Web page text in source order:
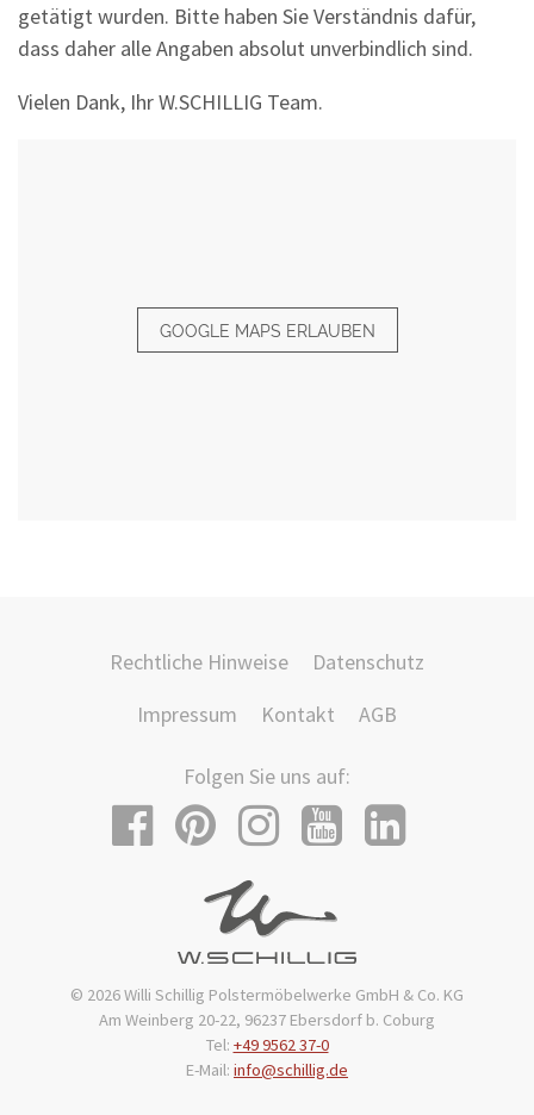
getätigt wurden. Bitte haben Sie Verständnis dafür,
dass daher alle Angaben absolut unverbindlich sind.
Vielen Dank, Ihr W.SCHILLIG Team.
GOOGLE MAPS ERLAUBEN
Rechtliche Hinweise
Datenschutz
Impressum
Kontakt AGB
Folgen Sie uns auf:
© 2026 Willi Schillig Polstermöbelwerke GmbH & Co. KG
Am Weinberg 20-22, 96237 Ebersdorf b. Coburg
Tel: +49 9562 37-0
E-Mail: info@schillig.de